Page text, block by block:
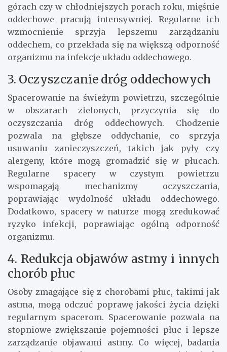
górach czy w chłodniejszych porach roku, mięśnie
oddechowe pracują intensywniej. Regularne ich
wzmocnienie sprzyja lepszemu zarządzaniu
oddechem, co przekłada się na większą odporność
organizmu na infekcje układu oddechowego.
3. Oczyszczanie dróg oddechowych
Spacerowanie na świeżym powietrzu, szczególnie
w obszarach zielonych, przyczynia się do
oczyszczania dróg oddechowych. Chodzenie
pozwala na głębsze oddychanie, co sprzyja
usuwaniu zanieczyszczeń, takich jak pyły czy
alergeny, które mogą gromadzić się w płucach.
Regularne spacery w czystym powietrzu
wspomagają mechanizmy oczyszczania,
poprawiając wydolność układu oddechowego.
Dodatkowo, spacery w naturze mogą zredukować
ryzyko infekcji, poprawiając ogólną odporność
organizmu.
4. Redukcja objawów astmy i innych
chorób płuc
Osoby zmagające się z chorobami płuc, takimi jak
astma, mogą odczuć poprawę jakości życia dzięki
regularnym spacerom. Spacerowanie pozwala na
stopniowe zwiększanie pojemności płuc i lepsze
zarządzanie objawami astmy. Co więcej, badania